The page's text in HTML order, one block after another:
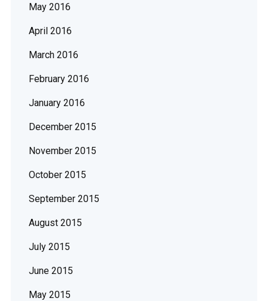
May 2016
April 2016
March 2016
February 2016
January 2016
December 2015
November 2015
October 2015
September 2015
August 2015
July 2015
June 2015
May 2015